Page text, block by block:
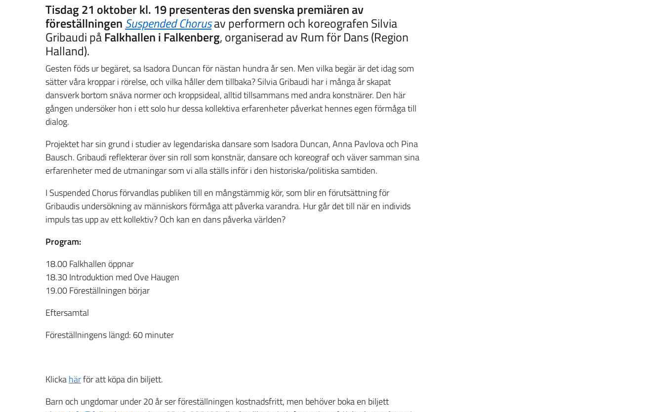
Tisdag 21 oktober kl. 19 presenteras den svenska premiären av
föreställningenSuspended Chorusav performern och koreografen Silvia
Gribaudi påFalkhallen i Falkenberg, organiserad av Rum för Dans (Region
Halland).
Gesten föds ur begäret, sa Isadora Duncan för nästan hundra år sen. Men vilka begär är det idag som
sätter våra kroppar i rörelse, och vilka håller dem tillbaka? Silvia Gribaudi har i många år skapat
dansverk bortom snäva normer och kroppsideal, alltid tillsammans med andra konstnärer. Den här
gången undersöker hon i ett solo hur dessa kollektiva erfarenheter påverkat hennes egen förmåga till
dialog.
Projektet har sin grund i studier av legendariska dansare som Isadora Duncan, Anna Pavlova och Pina
Bausch. Gribaudi reflekterar över sin roll som konstnär, dansare och koreograf och väver samman sina
erfarenheter med de utmaningar som vi alla ställs inför i den historiska/politiska samtiden.
I Suspended Chorus förvandlas publiken till en mångstämmig kör, som blir en förutsättning för
Gribaudis undersökning av människors förmåga att påverka varandra. Hur går det till när en individs
impuls tas upp av ett kollektiv? Och kan en dans påverka världen?
Program:
18.00 Falkhallen öppnar
18.30 Introduktion med Ove Haugen
19.00 Föreställningen börjar
Eftersamtal
Föreställningens längd: 60 minuter
Klickahärför att köpa din biljett.
Barn och ungdomar under 20 år ser föreställningen kostnadsfritt, men behöver boka en biljett